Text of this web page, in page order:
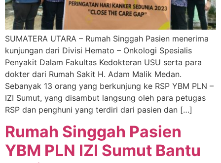
SUMATERA UTARA – Rumah Singgah Pasien menerima
kunjungan dari Divisi Hemato – Onkologi Spesialis
Penyakit Dalam Fakultas Kedokteran USU serta para
dokter dari Rumah Sakit H. Adam Malik Medan.
Sebanyak 13 orang yang berkunjung ke RSP YBM PLN –
IZI Sumut, yang disambut langsung oleh para petugas
RSP dan penghuni yang terdiri dari pasien dan […]
Rumah Singgah Pasien
YBM PLN IZI Sumut Bantu